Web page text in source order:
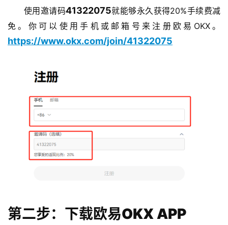
使用邀请码41322075就能够永久获得20%手续费减
免。你可以使用手机或邮箱号来注册欧易OKX。
https://www.okx.com/join/41322075
第二步：下载欧易OKX APP